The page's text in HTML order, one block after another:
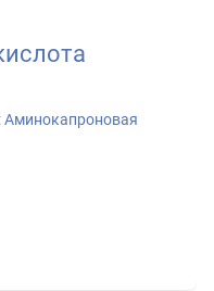
Аминокапроновая